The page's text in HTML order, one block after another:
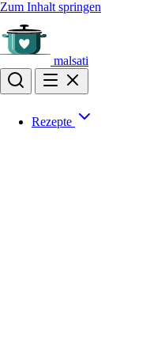
Zum Inhalt springen
malsati
Rezepte